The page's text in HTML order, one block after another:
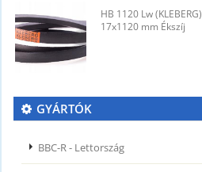
HB 1120 Lw (KLEBERG)
17x1120 mm Ékszíj
GYÁRTÓK
BBC-R - Lettország